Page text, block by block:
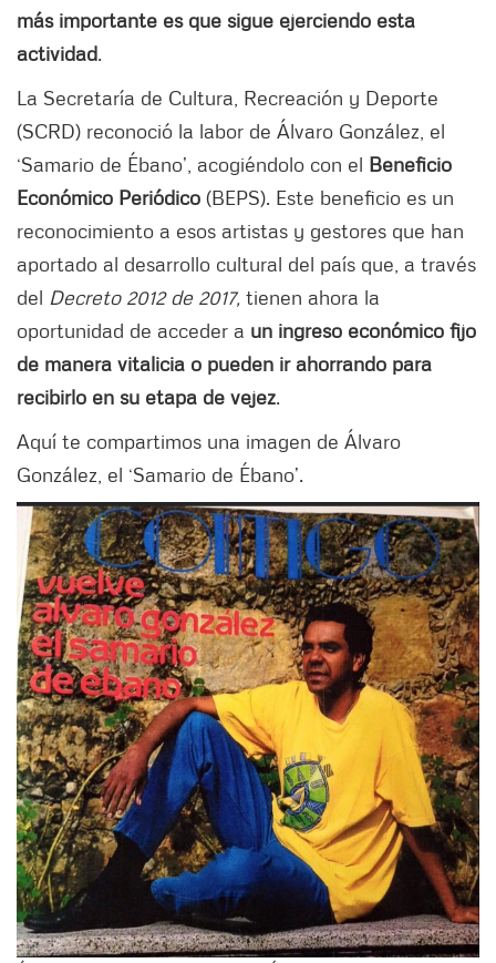
más importante es que sigue ejerciendo esta
actividad.
La Secretaría de Cultura, Recreación y Deporte
(SCRD) reconoció la labor de Álvaro González, el
‘Samario de Ébano’, acogiéndolo con el Beneficio
Económico Periódico (BEPS). Este beneficio es un
reconocimiento a esos artistas y gestores que han
aportado al desarrollo cultural del país que, a través
del Decreto 2012 de 2017, tienen ahora la
oportunidad de acceder a un ingreso económico fijo
de manera vitalicia o pueden ir ahorrando para
recibirlo en su etapa de vejez.
Aquí te compartimos una imagen de Álvaro
González, el ‘Samario de Ébano’.